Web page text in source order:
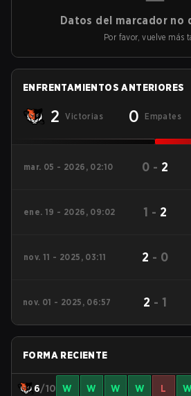
Datos del marcador no
Por favor, vuelve más
ENFRENTAMIENTOS ANTERIORES
2 Victorias 0 Empates
mar. 05 - 2026, 02:10 0 - 2
ene. 19 - 2026, 09:02 1 - 2
nov. 11 - 2025, 03:11 2 - 0
nov. 01 - 2025, 06:57 2 - 1
FORMA RECIENTE
6/10 W W W W L W